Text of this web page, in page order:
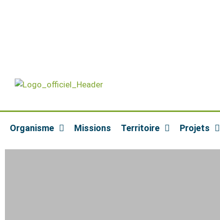
Organisme Missions Territoire Projets